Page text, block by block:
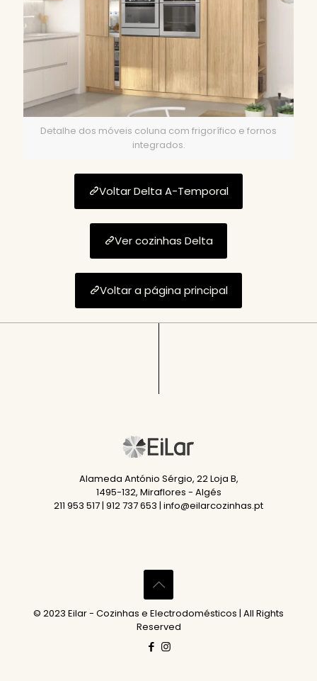
Detalhe dos móveis coluna com frigorífico e fornos
integrados.
Voltar Delta A-Temporal
Ver cozinhas Delta
Voltar a página principal
Alameda António Sérgio, 22 Loja B,
1495-132, Miraflores - Algés
211 953 517 | 912 737 653 | info@eilarcozinhas.pt
© 2023 Eilar - Cozinhas e Electrodomésticos | All Rights
Reserved